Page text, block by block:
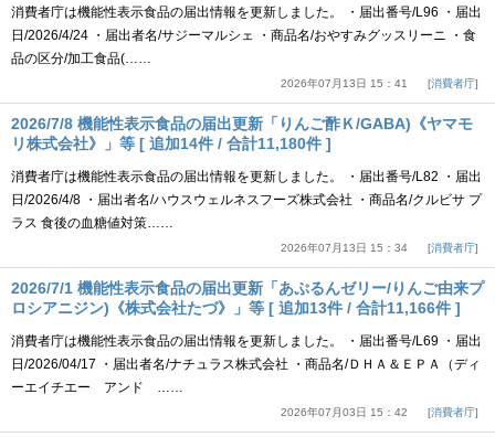
消費者庁は機能性表示食品の届出情報を更新しました。 ・届出番号/L96 ・届出
日/2026/4/24 ・届出者名/サジーマルシェ ・商品名/おやすみグッスリーニ ・食
品の区分/加工食品(……
2026年07月13日 15：41 消費者庁
2026/7/8 機能性表示食品の届出更新「りんご酢Ｋ/GABA)《ヤマモ
リ株式会社》」等 [ 追加14件 / 合計11,180件 ]
消費者庁は機能性表示食品の届出情報を更新しました。 ・届出番号/L82 ・届出
日/2026/4/8 ・届出者名/ハウスウェルネスフーズ株式会社 ・商品名/クルビサ プ
ラス 食後の血糖値対策……
2026年07月13日 15：34 消費者庁
2026/7/1 機能性表示食品の届出更新「あぷるんゼリー/りんご由来プ
ロシアニジン)《株式会社たづ》」等 [ 追加13件 / 合計11,166件 ]
消費者庁は機能性表示食品の届出情報を更新しました。 ・届出番号/L69 ・届出
日/2026/04/17 ・届出者名/ナチュラス株式会社 ・商品名/ＤＨＡ＆ＥＰＡ（ディ
ーエイチエー アンド ……
2026年07月03日 15：42 消費者庁